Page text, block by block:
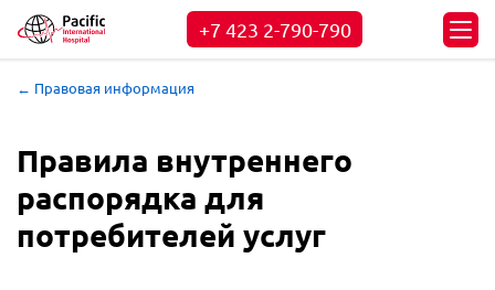
+7 423 2-790-790
← Правовая информация
Правила внутреннего
распорядка для
потребителей услуг